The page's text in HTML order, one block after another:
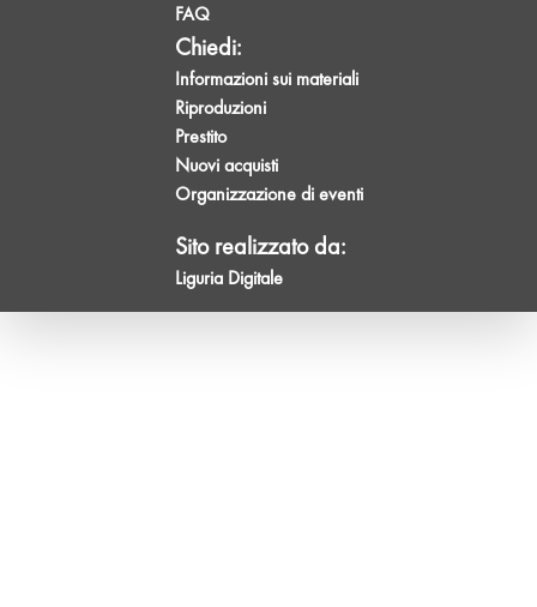
FAQ
Chiedi:
Informazioni sui materiali
Riproduzioni
Prestito
Nuovi acquisti
Organizzazione di eventi
Sito realizzato da:
Liguria Digitale